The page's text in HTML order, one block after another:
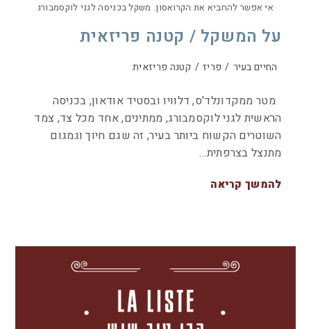
אי אפשר להחביא את הקרואסון. משקל בכניסה לגני לוקסמבורג
על המשקל / קטנה פריזאית
החיים בעיר / פריז / קטנה פריזאית
מטר ממקדונלד'ס, דלוויו ובסטיד אודאון, בכניסה
הראשית לגני לוקסמבורג, ממתינים, אחד מכל צד, צמד
השוטרים הקשוח ביותר בעיר, זה שגם חיוך וגמגום
מתנצל בצרפתית…
להמשך קריאה